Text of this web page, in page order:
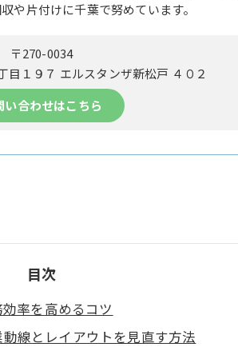
や片付けに千葉で努めています。
〒270-0034
目１９７ エルスタンザ新松戸 ４０２
い合わせはこちら
目次
率を高めるコツ
線とレイアウトを見直す方法